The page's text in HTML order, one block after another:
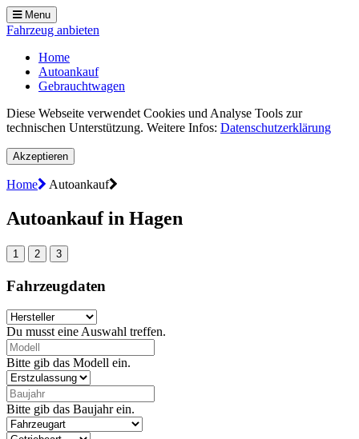
Menu
Fahrzeug anbieten
Home
Autoankauf
Gebrauchtwagen
Diese Webseite verwendet Cookies und Analyse Tools zur
technischen Unterstützung. Weitere Infos: Datenschutzerklärung
Akzeptieren
Home Autoankauf
Autoankauf in Hagen
1 2 3
Fahrzeugdaten
Du musst eine Auswahl treffen.
Bitte gib das Modell ein.
Bitte gib das Baujahr ein.